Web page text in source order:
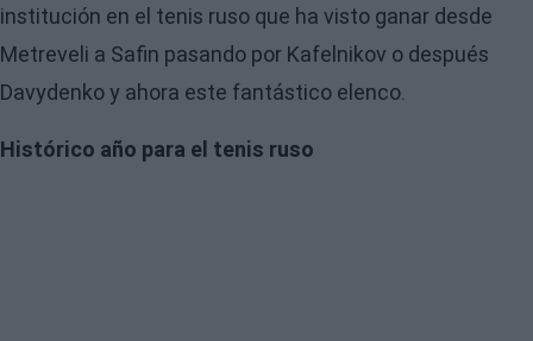
institución en el tenis ruso que ha visto ganar desde
Metreveli a Safin pasando por Kafelnikov o después
Davydenko y ahora este fantástico elenco.
Histórico año para el tenis ruso